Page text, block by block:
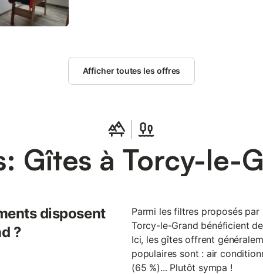
Afficher toutes les offres
Gîtes à Torcy-le-
disposent
?
Parmi les filtres proposés
Torcy-le-Grand bénéficient
Ici, les gîtes offrent
populaires sont : air
(65 %)... Plutôt sympa !